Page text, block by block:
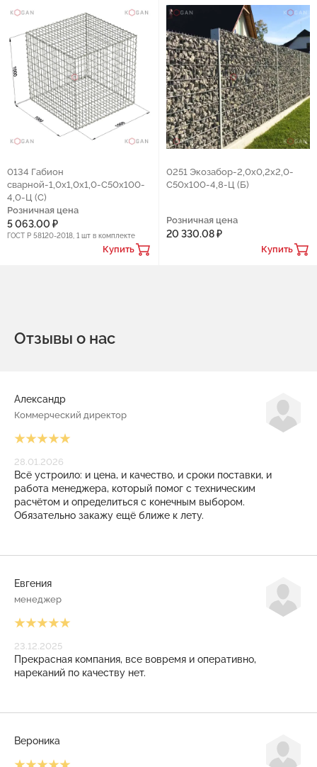
0134 Габион
сварной-1,0х1,0х1,0-С50х100-
4,0-Ц (С)
Розничная цена
5 063.00 ₽
ГОСТ Р 58120-2018, 1 шт в комплекте
Купить
0251 Экозабор-2,0х0,2х2,0-
С50х100-4,8-Ц (Б)
Розничная цена
20 330.08 ₽
Купить
Отзывы о нас
Александр
Коммерческий директор
28.01.2026
Всё устроило: и цена, и качество, и сроки поставки, и
работа менеджера, который помог с техническим
расчётом и определиться с конечным выбором.
Обязательно закажу ещё ближе к лету.
Евгения
менеджер
23.12.2025
Прекрасная компания, все вовремя и оперативно,
нареканий по качеству нет.
Вероника